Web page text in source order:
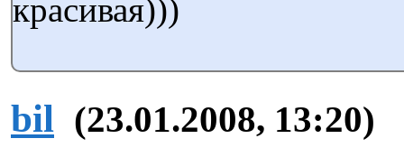
красивая)))
bil (23.01.2008, 13:20)